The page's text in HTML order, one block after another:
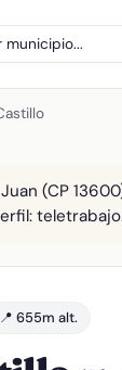
municipio...
(CP
📍 655m alt.